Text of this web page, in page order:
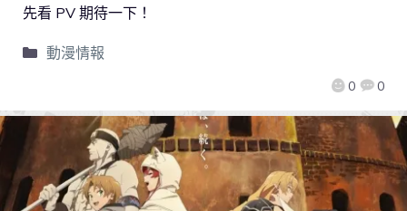
0 0
先看 PV 期待一下！
動漫情報